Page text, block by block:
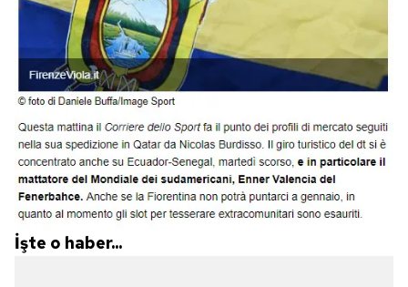
İşte o haber...